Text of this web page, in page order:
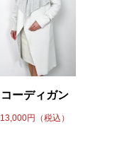
コーディガン
13,000円（税込）